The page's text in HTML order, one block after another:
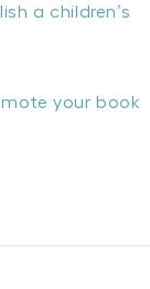
a children’s
your book